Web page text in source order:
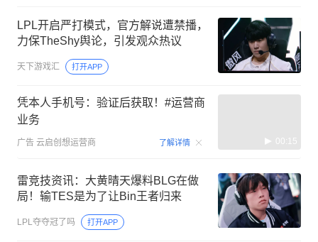
LPL开启严打模式，官方解说遭禁播，
力保TheShy舆论，引发观众热议
天下游戏汇 打开APP
凭本人手机号：验证后获取！#运营商
业务
广告 云启创想运营商 了解详情 00:15
雷竞技资讯：大黄晴天爆料BLG在做
局！输TES是为了让Bin王者归来
LPL夺夺冠了吗 打开APP